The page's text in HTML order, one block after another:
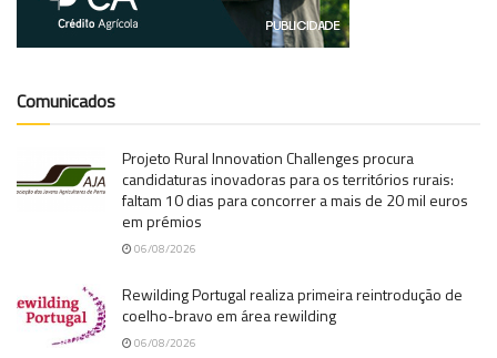
Comunicados
Projeto Rural Innovation Challenges procura
candidaturas inovadoras para os territórios rurais:
faltam 10 dias para concorrer a mais de 20 mil euros
em prémios
06/08/2026
Rewilding Portugal realiza primeira reintrodução de
coelho-bravo em área rewilding
06/08/2026